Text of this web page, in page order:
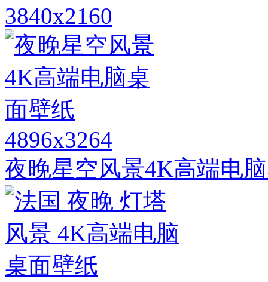
3840x2160
4896x3264
夜晚星空风景4K高端电